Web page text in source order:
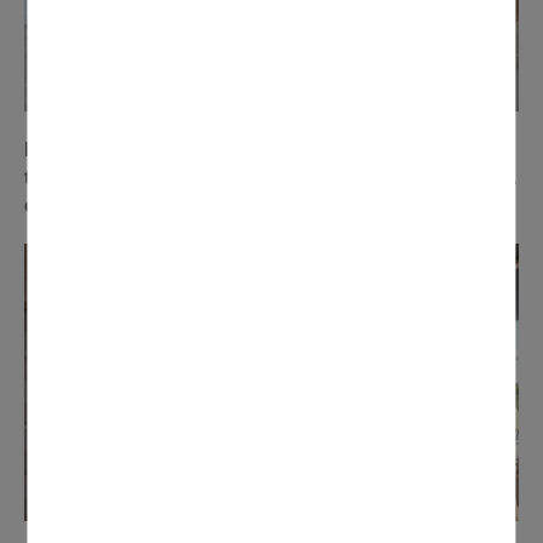
toit terrasse ouvert à tous, y compris aux extérieurs, à
condition de réserver la veille pour le lendemain.